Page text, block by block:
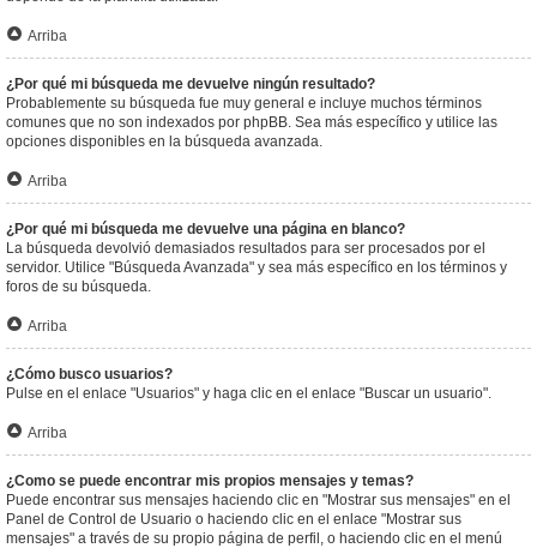
Arriba
¿Por qué mi búsqueda me devuelve ningún resultado?
Probablemente su búsqueda fue muy general e incluye muchos términos
comunes que no son indexados por phpBB. Sea más específico y utilice las
opciones disponibles en la búsqueda avanzada.
Arriba
¿Por qué mi búsqueda me devuelve una página en blanco?
La búsqueda devolvió demasiados resultados para ser procesados por el
servidor. Utilice "Búsqueda Avanzada" y sea más específico en los términos y
foros de su búsqueda.
Arriba
¿Cómo busco usuarios?
Pulse en el enlace "Usuarios" y haga clic en el enlace "Buscar un usuario".
Arriba
¿Como se puede encontrar mis propios mensajes y temas?
Puede encontrar sus mensajes haciendo clic en "Mostrar sus mensajes" en el
Panel de Control de Usuario o haciendo clic en el enlace "Mostrar sus
mensajes" a través de su propio página de perfil, o haciendo clic en el menú